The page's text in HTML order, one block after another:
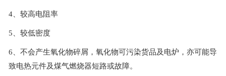
4、较高电阻率
5、较低密度
6、不会产生氧化物碎屑，氧化物可污染货品及电炉，亦可能导
致电热元件及煤气燃烧器短路或故障。